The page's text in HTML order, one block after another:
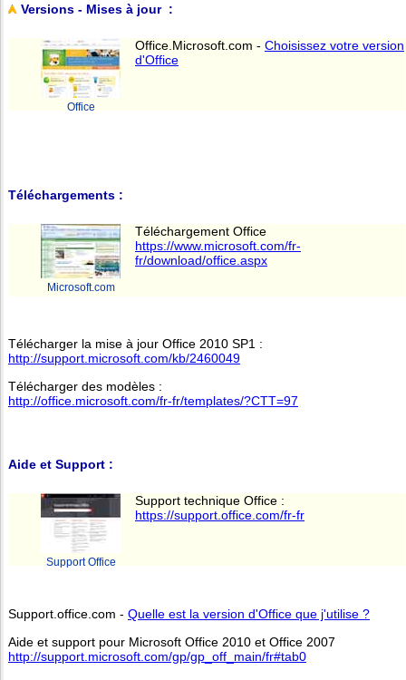
Versions - Mises à jour :
Office
Office.Microsoft.com - Choisissez votre version
d'Office
Téléchargements :
Microsoft.com
Téléchargement Office
https://www.microsoft.com/fr-
fr/download/office.aspx
Télécharger la mise à jour Office 2010 SP1 :
http://support.microsoft.com/kb/2460049
Télécharger des modèles :
http://office.microsoft.com/fr-fr/templates/?CTT=97
Aide et Support :
Support Office
Support technique Office :
https://support.office.com/fr-fr
Support.office.com - Quelle est la version d'Office que j'utilise ?
Aide et support pour Microsoft Office 2010 et Office 2007
http://support.microsoft.com/gp/gp_off_main/fr#tab0